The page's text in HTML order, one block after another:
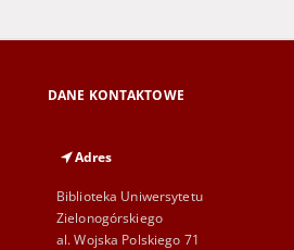
DANE KONTAKTOWE
Adres
Biblioteka Uniwersytetu
Zielonogórskiego
al. Wojska Polskiego 71